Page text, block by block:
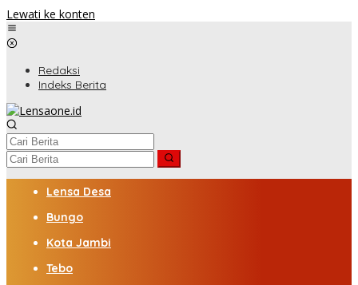
Lewati ke konten
Redaksi
Indeks Berita
Lensa Desa
Bungo
Kota Jambi
Tebo